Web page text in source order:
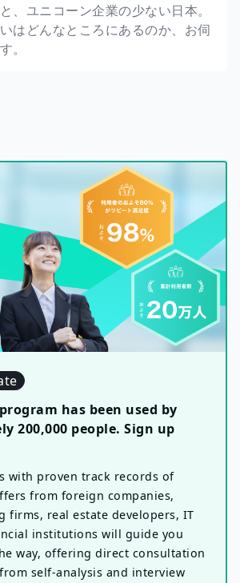
、ユニコーン企業の少ない日本。
はどんなところにあるのか、お伺
。
has been used by
200,000 people. Sign up
with proven track records of
from foreign companies,
firms, real estate developers, IT
institutions will guide you
way, offering direct consultation
self-analysis and interview